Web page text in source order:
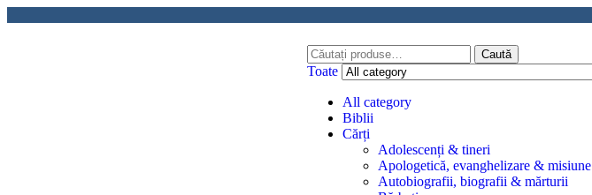
Caută
Toate
All category
Biblii
Cărți
Adolescenți & tineri
Apologetică, evanghelizare & misiune
Autobiografii, biografii & mărturii